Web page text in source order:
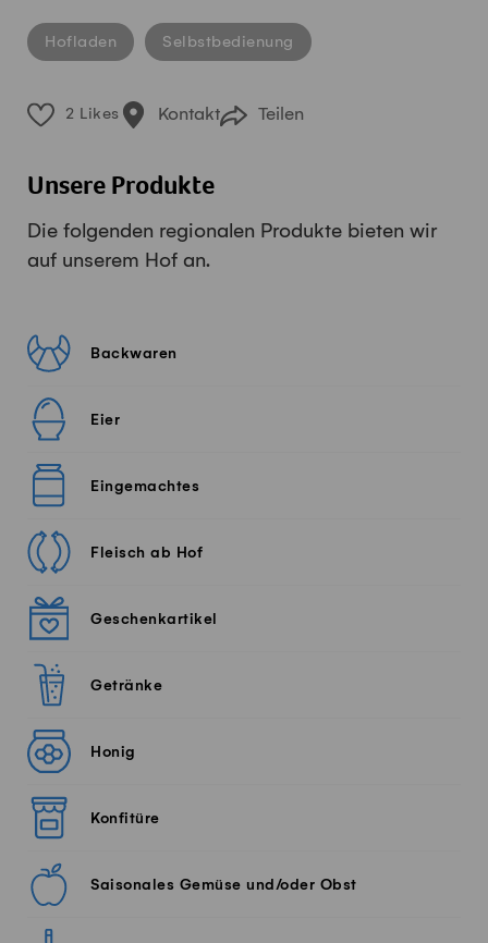
Hofladen Selbstbedienung
2 Likes Kontakt Teilen
Unsere Produkte
Die folgenden regionalen Produkte bieten wir
auf unserem Hof an.
Backwaren
Eier
Eingemachtes
Fleisch ab Hof
Geschenkartikel
Getränke
Honig
Konfitüre
Saisonales Gemüse und/oder Obst